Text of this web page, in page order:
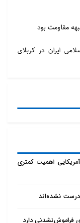
مقاومت بود
ایران در کربلای
اهمیت کمتری
نشده‌اند
فراموش‌نشدنی دارد